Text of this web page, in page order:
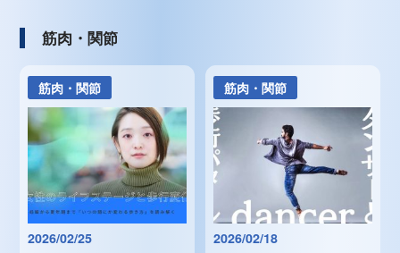
筋肉・関節
筋肉・関節
2026/02/25
筋肉・関節
2026/02/18